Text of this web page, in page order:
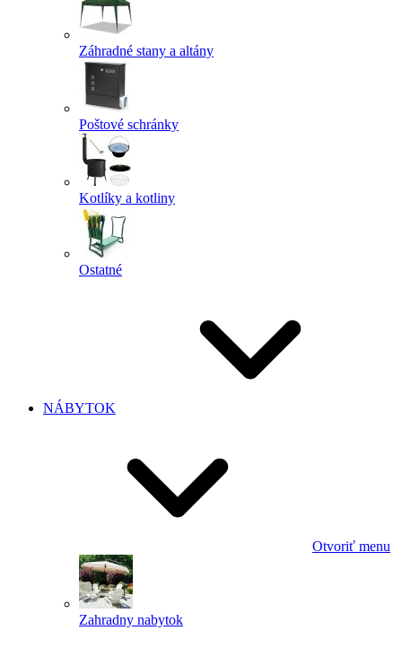
Záhradné stany a altány
Poštové schránky
Kotlíky a kotliny
Ostatné
NÁBYTOK
Otvoriť menu
Zahradny nabytok